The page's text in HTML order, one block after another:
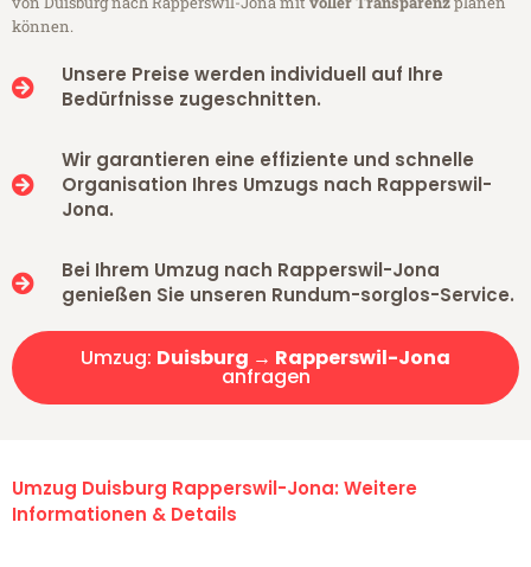
können.
Unsere Preise werden individuell auf Ihre
Bedürfnisse zugeschnitten.
Wir garantieren eine effiziente und schnelle
Organisation Ihres Umzugs nach Rapperswil-
Jona.
Bei Ihrem Umzug nach Rapperswil-Jona
genießen Sie unseren Rundum-sorglos-Service.
Umzug: Duisburg → Rapperswil-Jona
anfragen
Umzug Duisburg Rapperswil-Jona: Weitere
Informationen & Details